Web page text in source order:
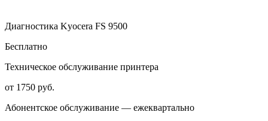
Диагностика Kyocera FS 9500
Бесплатно
Техническое обслуживание принтера
от 1750 руб.
Абонентское обслуживание — ежеквартально